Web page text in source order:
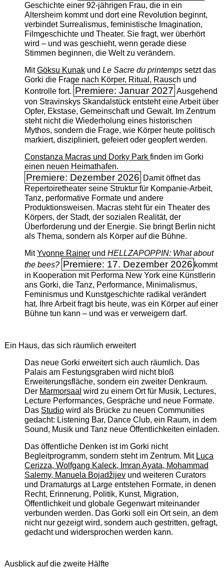
Geschichte einer 92-jährigen Frau, die in ein
Altersheim kommt und dort eine Revolution beginnt,
verbindet Surrealismus, feministische Imagination,
Filmgeschichte und Theater. Sie fragt, wer überhört
wird – und was geschieht, wenn gerade diese
Stimmen beginnen, die Welt zu verändern.
MitGöksu Kunakund Le Sacre du printempssetzt das
Gorki die Frage nach Körper, Ritual, Rausch und
Kontrolle fort. Premiere: Januar 2027 Ausgehend
von Stravinskys Skandalstück entsteht eine Arbeit über
Opfer, Ekstase, Gemeinschaft und Gewalt. Im Zentrum
steht nicht die Wiederholung eines historischen
Mythos, sondern die Frage, wie Körper heute politisch
markiert, diszipliniert, gefeiert oder geopfert werden.
Constanza Macras und Dorky Park finden im Gorki
einen neuen Heimathafen.
Premiere: Dezember 2026 Damit öffnet das
Repertoiretheater seine Struktur für Kompanie-Arbeit,
Tanz, performative Formate und andere
Produktionsweisen. Macras steht für ein Theater des
Körpers, der Stadt, der sozialen Realität, der
Überforderung und der Energie. Sie bringt Berlin nicht
als Thema, sondern als Körper auf die Bühne.
MitYvonne Rainerund HELLZAPOPPIN: What about
the bees? Premiere: 17. Dezember 2026 kommt
in Kooperation mit Performa New York eine Künstlerin
ans Gorki, die Tanz, Performance, Minimalismus,
Feminismus und Kunstgeschichte radikal verändert
hat. Ihre Arbeit fragt bis heute, was ein Körper auf einer
Bühne tun kann – und was er verweigern darf.
Ein Haus, das sich räumlich erweitert
Das neue Gorki erweitert sich auch räumlich. Das
Palais am Festungsgraben wird nicht bloß
Erweiterungsfläche, sondern ein zweiter Denkraum.
Der Marmorsaal wird zu einem Ort für Musik, Lectures,
Lecture Performances, Gespräche und neue Formate.
Das Studiowird als Brücke zu neuen Communities
gedacht: Listening Bar, Dance Club, ein Raum, in dem
Sound, Musik und Tanz neue Öffentlichkeiten einladen.
Das öffentliche Denken ist im Gorki nicht
Begleitprogramm, sondern steht im Zentrum. Mit Luca
Cerizza, Wolfgang Kaleck, Imran Ayata, Mohammad
Salemy, Manuela Bojadžijevund weiteren Curators
und Dramaturgs at Large entstehen Formate, in denen
Recht, Erinnerung, Politik, Kunst, Migration,
Öffentlichkeit und globale Gegenwart miteinander
verbunden werden. Das Gorki soll ein Ort sein, an dem
nicht nur gezeigt wird, sondern auch gestritten, gefragt,
gedacht und widersprochen werden kann.
Ausblick auf die zweite Hälfte